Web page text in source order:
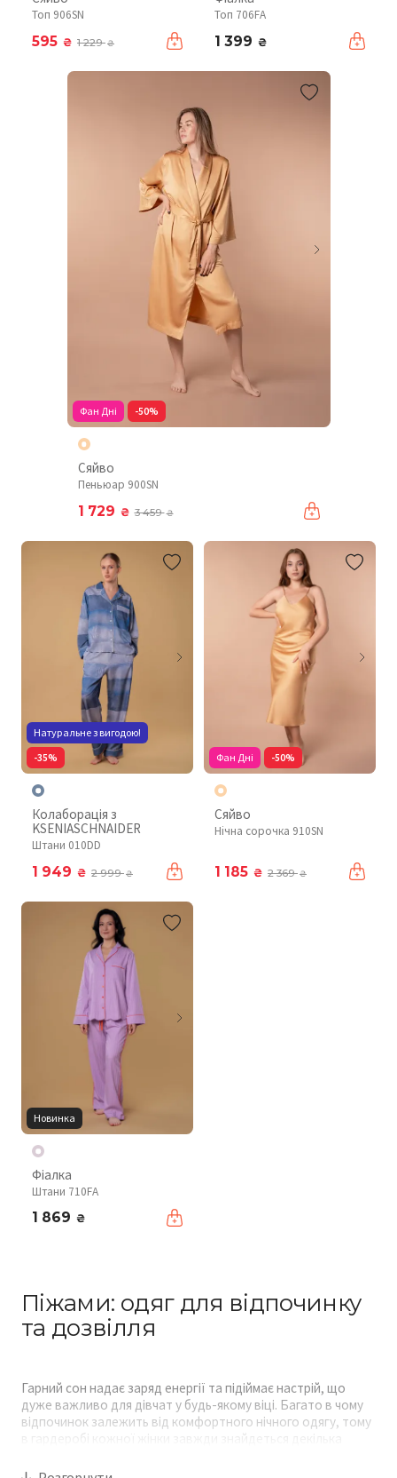
Топ 906SN
595 ₴ 1 229₴
Топ 706FA
1 399 ₴
Фан Дні -50%
Сяйво
Пеньюар 900SN
1 729 ₴ 3 459₴
Натуральне з вигодою!
-35%
Колаборація з
KSENIASCHNAIDER
Штани 010DD
1 949 ₴ 2 999₴
Фан Дні -50%
Сяйво
Нічна сорочка 910SN
1 185 ₴ 2 369₴
Новинка
Фіалка
Штани 710FA
1 869 ₴
Піжами: одяг для відпочинку
та дозвілля
Гарний сон надає заряд енергії та підіймає настрій, що
дуже важливо для дівчат у будь-якому віці. Багато в чому
відпочинок залежить від комфортного нічного одягу, тому
в гардеробі кожної жінки завжди знайдеться декілька
піжаму іноді є запрошення на піжамну вечірку, де вбрання